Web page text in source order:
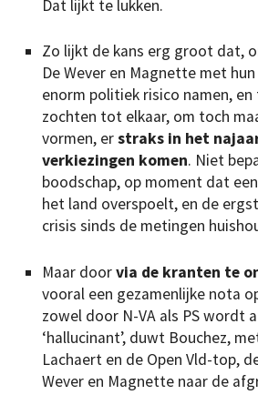
Dat lijkt te lukken.
Zo lijkt de kans erg groot dat,
De Wever en Magnette met hun
enorm politiek risico namen,
zochten tot elkaar, om toch
vormen, erstraks in het
verkiezingen komen. Niet
boodschap, op moment dat
het land overspoelt, en de
crisis sinds de metingen
Maar doorvia de kranten te
vooral een gezamenlijke nota
zowel door N-VA als PS wordt
‘hallucinant’, duwt Bouchez,
Lachaert en de Open Vld-top,
Wever en Magnette naar de